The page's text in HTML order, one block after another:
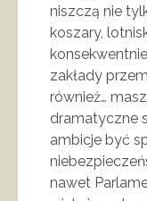
niszczą nie
koszary,
zakłady
również…
dramatyczne
ambicje być
nawet